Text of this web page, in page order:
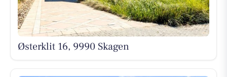
Østerklit 16, 9990 Skagen